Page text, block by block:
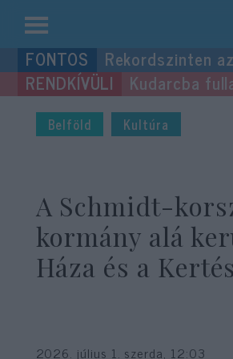
Kilépés
a
tartalomba
Rekordszinten
Kudarcba
Belföld Kultúra
A Schmidt-
kormány alá
Háza és a
2026. július 1. szerda, 12:03